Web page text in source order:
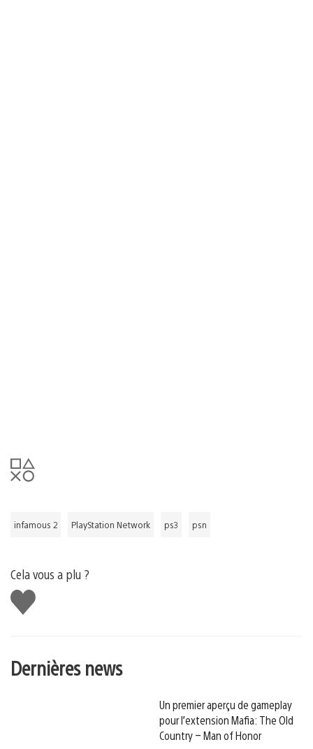
infamous 2 PlayStation Network ps3 psn
Cela vous a plu ?
J'aime
Dernières news
Un premier aperçu de gameplay
pour l’extension Mafia: The Old
Country – Man of Honor